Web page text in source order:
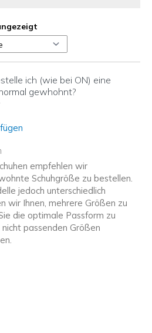
ich (wie bei ON) eine
gewhohnt?
empfehlen wir
Schuhgröße zu bestellen.
jedoch unterschiedlich
wir Ihnen, mehrere Größen zu
die optimale Passform zu
passenden Größen